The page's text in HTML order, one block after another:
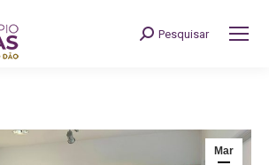
Search:
Pesquisar
Mar